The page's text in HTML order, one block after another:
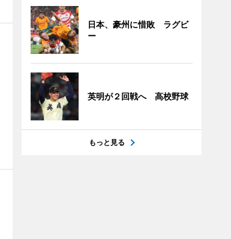
日本、豪州に惜敗 ラグビ
ー
英明が２回戦へ 高校野球
もっと見る